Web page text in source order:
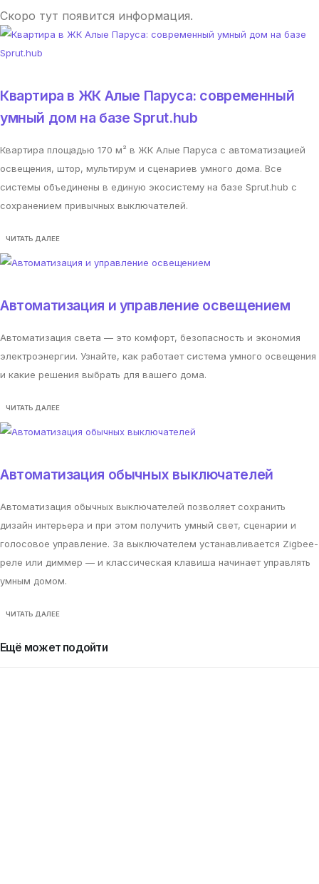
Скоро тут появится информация.
Квартира в ЖК Алые Паруса: современный
умный дом на базе Sprut.hub
Квартира площадью 170 м² в ЖК Алые Паруса с автоматизацией
освещения, штор, мультирум и сценариев умного дома. Все
системы объединены в единую экосистему на базе Sprut.hub с
сохранением привычных выключателей.
ЧИТАТЬ ДАЛЕЕ
Автоматизация и управление освещением
Автоматизация света — это комфорт, безопасность и экономия
электроэнергии. Узнайте, как работает система умного освещения
и какие решения выбрать для вашего дома.
ЧИТАТЬ ДАЛЕЕ
Автоматизация обычных выключателей
Автоматизация обычных выключателей позволяет сохранить
дизайн интерьера и при этом получить умный свет, сценарии и
голосовое управление. За выключателем устанавливается Zigbee-
реле или диммер — и классическая клавиша начинает управлять
умным домом.
ЧИТАТЬ ДАЛЕЕ
Ещё может подойти